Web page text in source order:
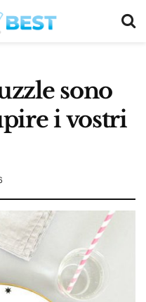
sono
i vostri